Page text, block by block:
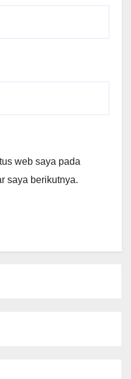
web saya pada
saya berikutnya.